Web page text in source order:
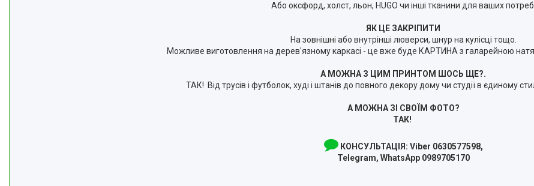
Або оксфорд, холст, льон, HUGO чи інші тканини для ваших потреб.
ЯК ЦЕ ЗАКРІПИТИ
На зовнішні або внутрінші люверси, шнур на кулісці тощо.
Можливе виготовлення на дерев'язному каркасі - це вже буде КАРТИНА з галарейною
А МОЖНА З ЦИМ ПРИНТОМ ШОСЬ ЩЕ?.
ТАК! Від трусів і футболок, худі і штанів до повного декору дому чи студії в єдиному
А МОЖНА ЗІ СВОЇМ ФОТО?
ТАК!
КОНСУЛЬТАЦІЯ: Viber 0630577598,
Telegram, WhatsApp 0989705170